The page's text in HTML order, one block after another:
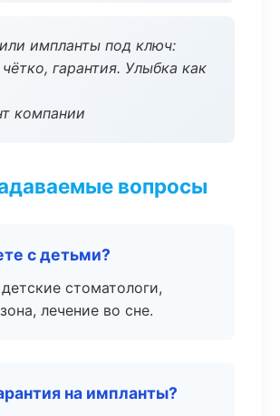
импланты под ключ:
гарантия. Улыбка как
компании
вопросы
с детьми?
стоматологи,
лечение во сне.
на импланты?